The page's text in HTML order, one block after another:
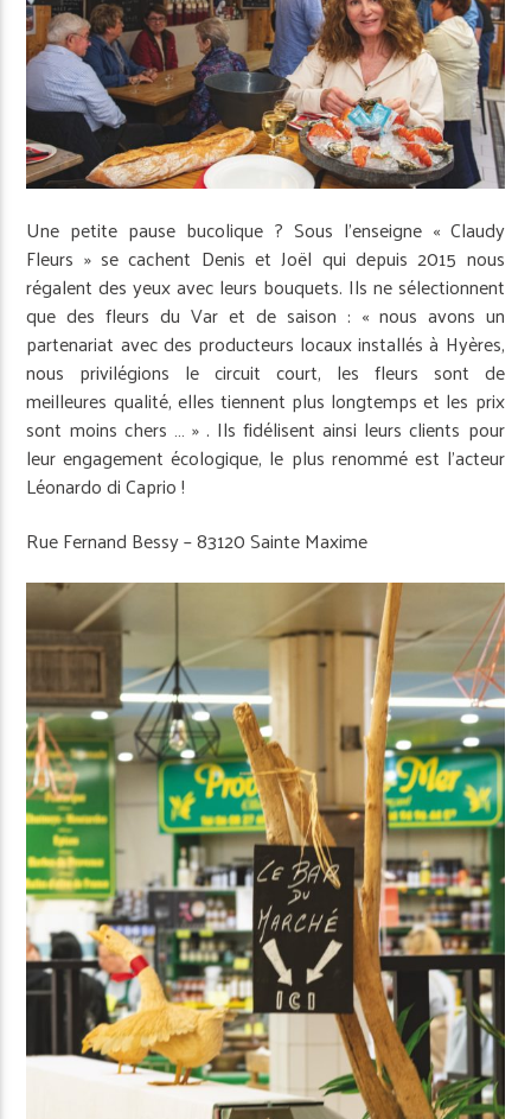
Une petite pause bucolique ? Sous l’enseigne « Claudy
Fleurs » se cachent Denis et Joël qui depuis 2015 nous
régalent des yeux avec leurs bouquets. Ils ne sélectionnent
que des fleurs du Var et de saison : « nous avons un
partenariat avec des producteurs locaux installés à Hyères,
nous privilégions le circuit court, les fleurs sont de
meilleures qualité, elles tiennent plus longtemps et les prix
sont moins chers … » . Ils fidélisent ainsi leurs clients pour
leur engagement écologique, le plus renommé est l’acteur
Léonardo di Caprio !
Rue Fernand Bessy – 83120 Sainte Maxime